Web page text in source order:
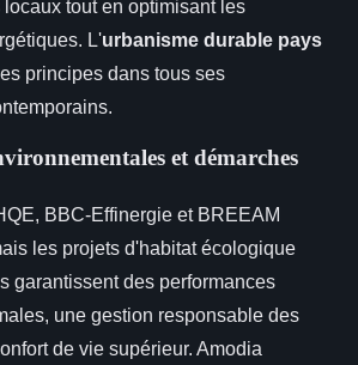
tout en optimisant les
L'urbanisme durable pays
principes dans tous ses
et démarches
BBC-Effinergie et BREEAM
les projets d'habitat écologique
garantissent des performances
une gestion responsable des
de vie supérieur. Amodia